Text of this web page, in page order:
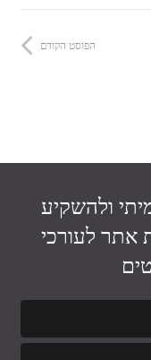
הפוסט הקודם
ולהשקיע
אתר לעורכי